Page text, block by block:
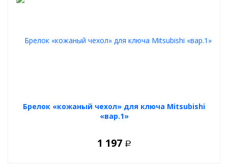
Брелок «кожаный чехол» для ключа Mitsubishi
«вар.1»
1 197 Р